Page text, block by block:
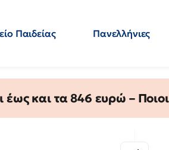
Παιδείας Πανελλήνιες
και τα 846 ευρώ – Ποιοι